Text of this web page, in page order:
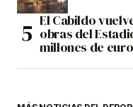
El Cabildo
obras del
millones de